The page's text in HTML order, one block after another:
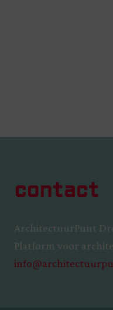
contact
ArchitectuurPunt
Platform voor